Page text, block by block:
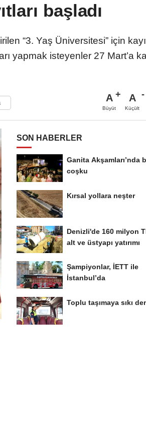
başladı
“3. Yaş Üniversitesi” için
yapmak isteyenler 27 Mart’a
A
Büyüt
A
Küçült
SON HABERLER
Ganita Akşamları’nda
coşku
Kırsal yollara neşter
Denizli'de 160 milyon
alt ve üstyapı yatırımı
Şampiyonlar, İETT ile
İstanbul’da
Toplu taşımaya sıkı